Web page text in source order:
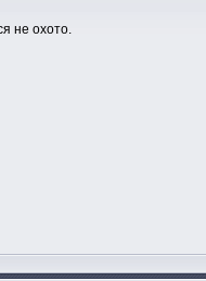
не охото.